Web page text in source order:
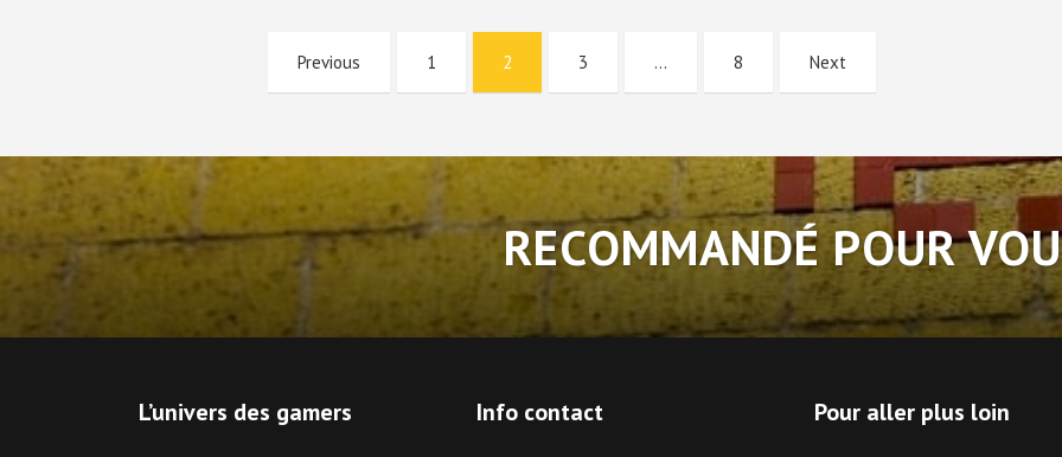
Pagination
publications
Previous 1 2 3 … 8 Next
RECOMMANDÉ POUR
L’univers des gamers Info contact Pour aller plus loin